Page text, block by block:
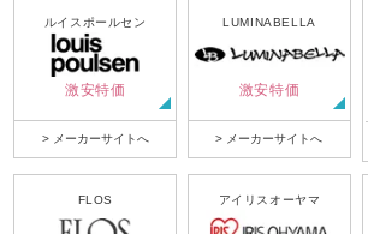
ルイスポールセン
激安特価
> メーカーサイトへ
LUMINABELLA
激安特価
> メーカーサイトへ
FLOS アイリスオーヤマ